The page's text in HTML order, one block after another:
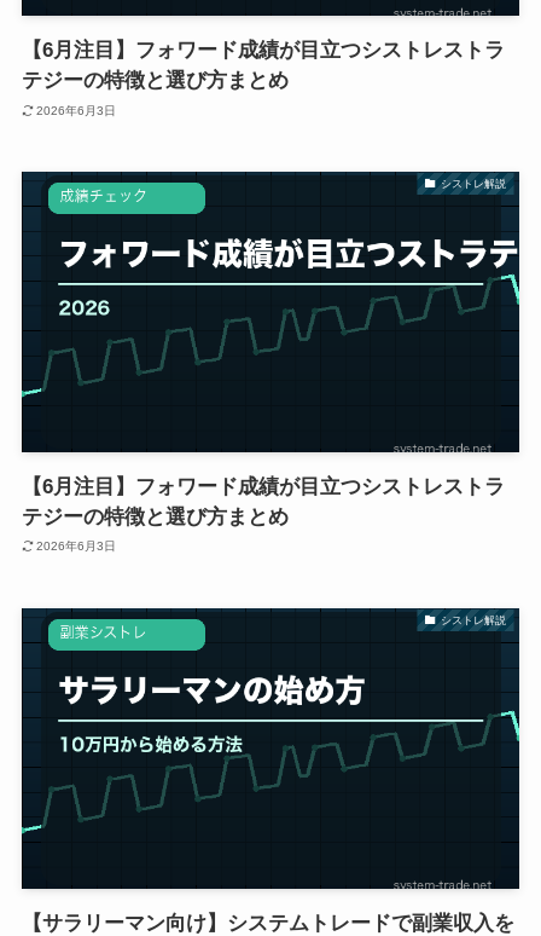
【6月注目】フォワード成績が目立つシストレストラ
テジーの特徴と選び方まとめ
2026年6月3日
シストレ解説
【6月注目】フォワード成績が目立つシストレストラ
テジーの特徴と選び方まとめ
2026年6月3日
シストレ解説
【サラリーマン向け】システムトレードで副業収入を